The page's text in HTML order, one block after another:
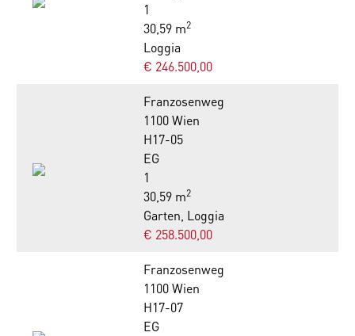
1
30,59 m2
Loggia
€ 246.500,00
Franzosenweg
1100 Wien
H17-05
EG
1
30,59 m2
Garten, Loggia
€ 258.500,00
Franzosenweg
1100 Wien
H17-07
EG